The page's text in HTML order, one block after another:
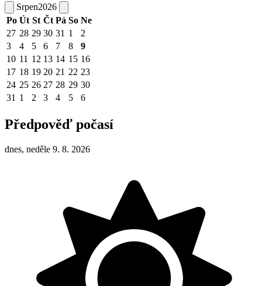
Srpen2026
Po Út St Čt Pá So Ne
27 28 29 30 31 1
2
3
4 5 6 7 8
9
10 11 12 13 14 15 16
17 18 19 20 21 22 23
24 25 26 27 28 29 30
31 1 2 3 4 5 6
Předpověď počasí
dnes, neděle 9. 8. 2026